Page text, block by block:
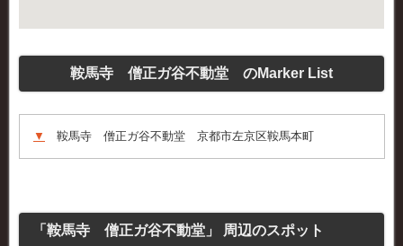
鞍馬寺 僧正ガ谷不動堂 のMarker List
▼ 鞍馬寺 僧正ガ谷不動堂 京都市左京区鞍馬本町
「鞍馬寺 僧正ガ谷不動堂」 周辺のスポット